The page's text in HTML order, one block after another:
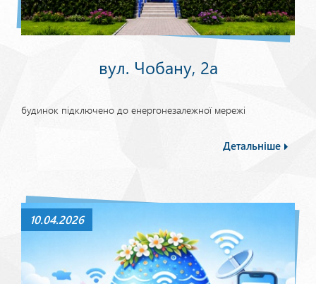
вул. Чобану, 2а
будинок підключено до енергонезалежної мережі
Детальніше
10.04.2026